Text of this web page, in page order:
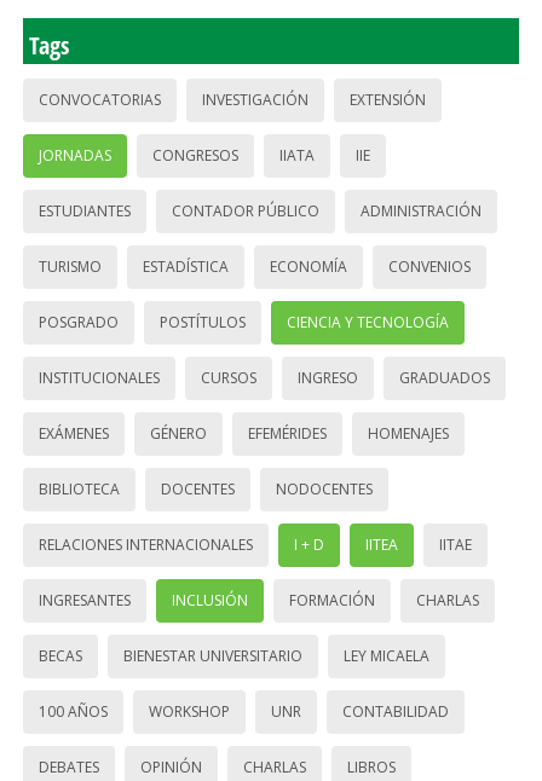
Tags
CONVOCATORIAS INVESTIGACIÓN EXTENSIÓN
JORNADAS CONGRESOS IIATA IIE
ESTUDIANTES CONTADOR PÚBLICO ADMINISTRACIÓN
TURISMO ESTADÍSTICA ECONOMÍA CONVENIOS
POSGRADO POSTÍTULOS CIENCIA Y TECNOLOGÍA
INSTITUCIONALES CURSOS INGRESO GRADUADOS
EXÁMENES GÉNERO EFEMÉRIDES HOMENAJES
BIBLIOTECA DOCENTES NODOCENTES
RELACIONES INTERNACIONALES I + D IITEA IITAE
INGRESANTES INCLUSIÓN FORMACIÓN CHARLAS
BECAS BIENESTAR UNIVERSITARIO LEY MICAELA
100 AÑOS WORKSHOP UNR CONTABILIDAD
DEBATES OPINIÓN CHARLAS LIBROS